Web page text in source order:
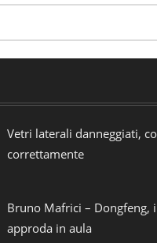
Vetri laterali danneggiati,
correttamente
Bruno Mafrici – Dongfeng,
approda in aula